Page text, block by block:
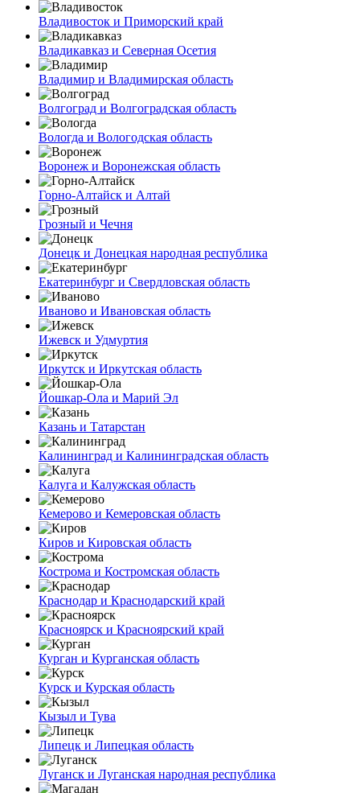
Владивосток и Приморский край
Владикавказ и Северная Осетия
Владимир и Владимирская область
Волгоград и Волгоградская область
Вологда и Вологодская область
Воронеж и Воронежская область
Горно-Алтайск и Алтай
Грозный и Чечня
Донецк и Донецкая народная республика
Екатеринбург и Свердловская область
Иваново и Ивановская область
Ижевск и Удмуртия
Иркутск и Иркутская область
Йошкар-Ола и Марий Эл
Казань и Татарстан
Калининград и Калининградская область
Калуга и Калужская область
Кемерово и Кемеровская область
Киров и Кировская область
Кострома и Костромская область
Краснодар и Краснодарский край
Красноярск и Красноярский край
Курган и Курганская область
Курск и Курская область
Кызыл и Тува
Липецк и Липецкая область
Луганск и Луганская народная республика